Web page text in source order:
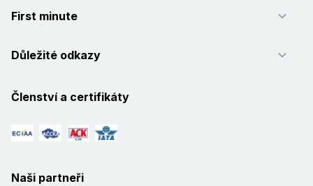
First minute
Důležité odkazy
Členství a certifikáty
Naši partneři